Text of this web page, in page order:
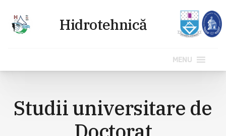
conținut
MENU
Studii universitare de